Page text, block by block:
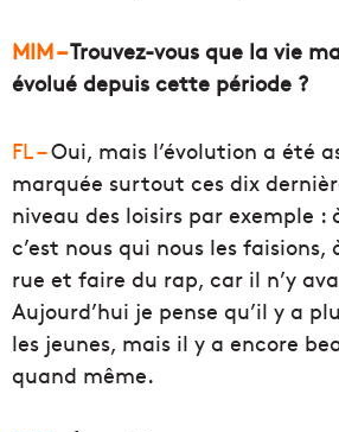
MIM –Trouvez-vous que la vie
évolué depuis cette période ?
FL –Oui, mais l’évolution a été
marquée surtout ces dix
niveau des loisirs par exemple :
c’est nous qui nous les
rue et faire du rap, car il n’y
Aujourd’hui je pense qu’il y a
les jeunes, mais il y a encore
quand même.